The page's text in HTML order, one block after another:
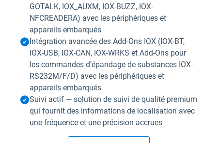
GOTALK, IOX_AUXM, IOX-BUZZ, IOX-
NFCREADERA) avec les périphériques et
appareils embarqués
Intégration avancée des Add-Ons IOX (IOX-BT,
IOX-USB, IOX-CAN, IOX-WRKS et Add-Ons pour
les commandes d’épandage de substances IOX-
RS232M/F/D) avec les périphériques et
appareils embarqués
Suivi actif — solution de suivi de qualité premium
qui fournit des informations de localisation avec
une fréquence et une précision accrues